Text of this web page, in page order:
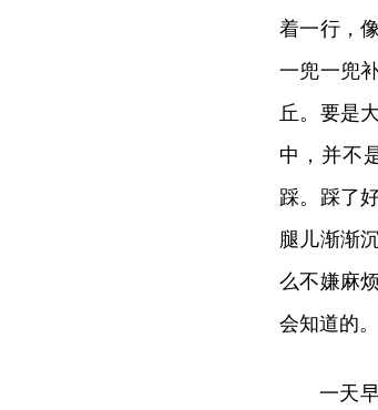
着一行，
一兜一兜
丘。要是
中，并不
踩。踩了
腿儿渐渐
么不嫌麻
会知道的。
一天